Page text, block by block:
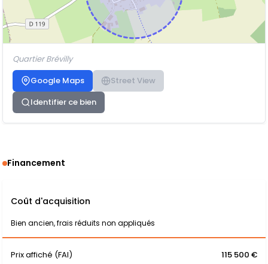
Quartier Brévilly
Google Maps
Street View
Identifier ce bien
Financement
Coût d'acquisition
Bien ancien, frais réduits non appliqués
Prix affiché (FAI) 115 500 €